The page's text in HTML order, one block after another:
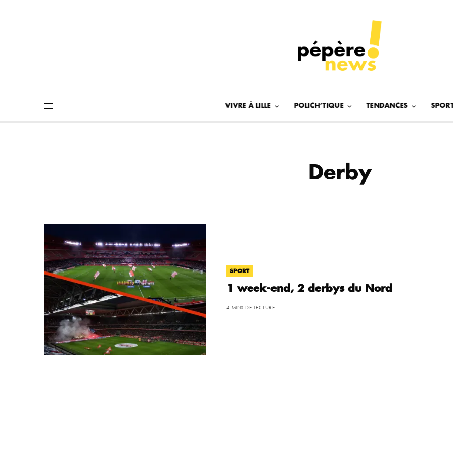
VIVRE À LILLE POLICH’TIQUE TENDANCES SPORT
Derby
SPORT
1 week-end, 2 derbys du Nord
4 MINS DE LECTURE